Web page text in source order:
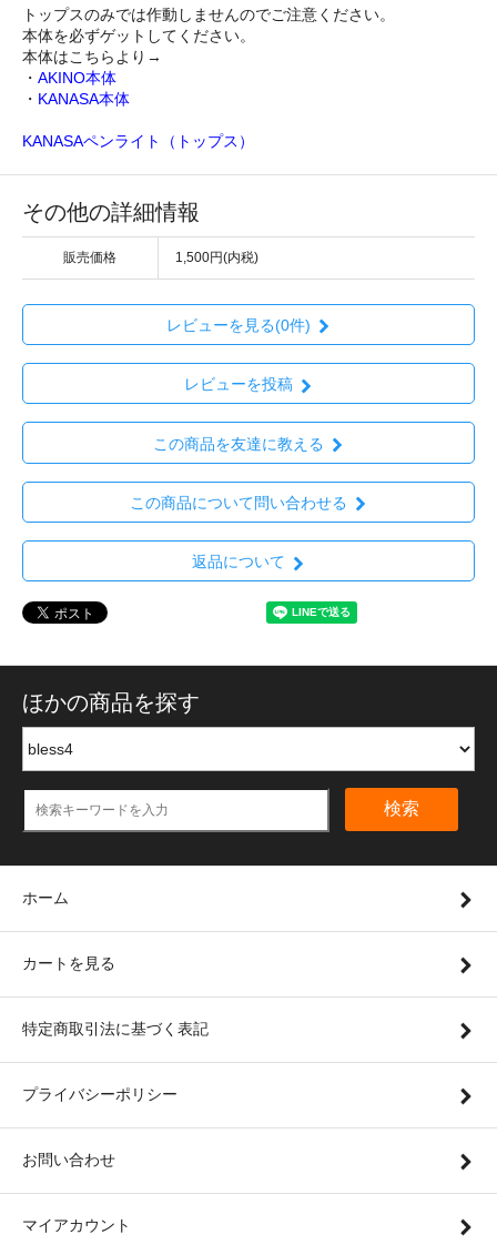
トップスのみでは作動しませんのでご注意ください。
本体を必ずゲットしてください。
本体はこちらより→
・ AKINO本体
・ KANASA本体
KANASAペンライト（トップス）
その他の詳細情報
販売価格 1,500円(内税)
レビューを見る(0件)
レビューを投稿
この商品を友達に教える
この商品について問い合わせる
返品について
ほかの商品を探す
検索
ホーム
カートを見る
特定商取引法に基づく表記
プライバシーポリシー
お問い合わせ
マイアカウント